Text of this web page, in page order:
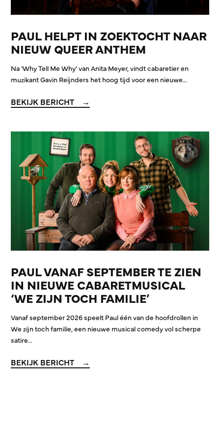
PAUL HELPT IN ZOEKTOCHT NAAR
NIEUW QUEER ANTHEM
Na ‘Why Tell Me Why’ van Anita Meyer, vindt cabaretier en
muzikant Gavin Reijnders het hoog tijd voor een nieuwe…
BEKIJK BERICHT
PAUL VANAF SEPTEMBER TE ZIEN
IN NIEUWE CABARETMUSICAL
‘WE ZIJN TOCH FAMILIE’
Vanaf september 2026 speelt Paul één van de hoofdrollen in
We zijn toch familie, een nieuwe musical comedy vol scherpe
satire…
BEKIJK BERICHT